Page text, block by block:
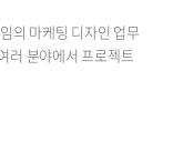
의 마케팅 디자인 업무
러 분야에서 프로젝트